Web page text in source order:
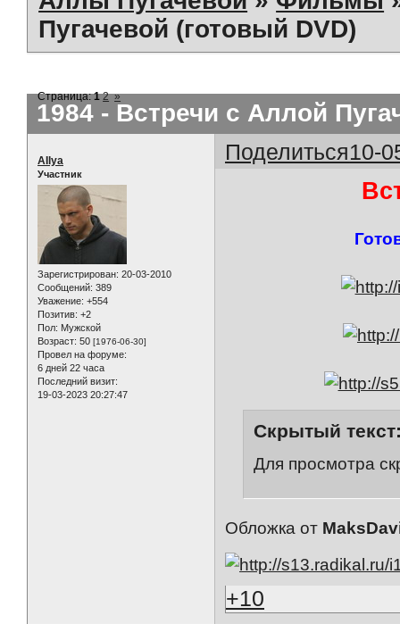
Пугачевой (готовый DVD)
1984 - Встречи с Аллой
Страница:1 2 »
Поделиться10-
AIlya
Участник
Зарегистрирован: 20-03-2010
Сообщений: 389
Уважение: +554
Позитив: +2
Пол: Мужской
Возраст: 50 [1976-06-30]
Провел на форуме:
6 дней 22 часа
Последний визит:
19-03-2023 20:27:47
Скрытый
Для просмотра
Обложка от
+10